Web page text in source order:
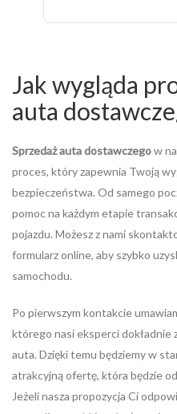
Jak wygląda
auta
Sprzedaż auta dostawczegow
proces, który zapewnia Twoją
bezpieczeństwa. Od samego
pomoc na każdym etapie
pojazdu. Możesz z nami
formularz online, aby szybko
samochodu.
Po pierwszym kontakcie
którego nasi eksperci
auta. Dzięki temu będziemy w
atrakcyjną ofertę, która będzie
Jeżeli nasza propozycja Ci